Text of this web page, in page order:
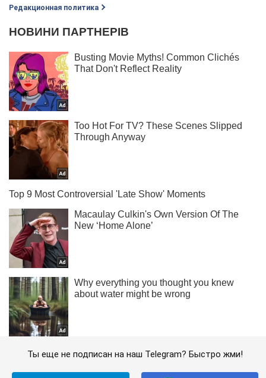
Редакционная политика
Ты еще не подписан на наш Telegram? Быстро жми!